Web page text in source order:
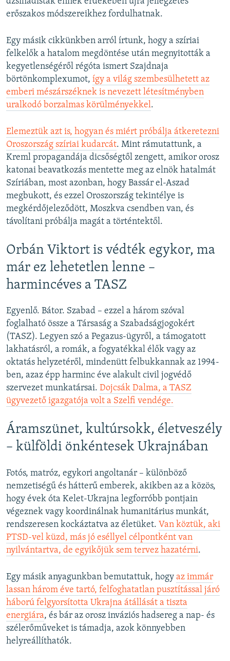
erőszakos módszereikhez fordulhatnak.
Egy másik cikkünkben arról írtunk, hogy a szíriai
felkelők a hatalom megdöntése után megnyitották a
kegyetlenségéről régóta ismert Szajdnaja
börtönkomplexumot, így a világ szembesülhetett az
emberi mészárszéknek is nevezett létesítményben
uralkodó borzalmas körülményekkel.
Elemeztük azt is, hogyan és miért próbálja átkeretezni
Oroszország szíriai kudarcát. Mint rámutattunk, a
Kreml propagandája dicsőségtől zengett, amikor orosz
katonai beavatkozás mentette meg az elnök hatalmát
Szíriában, most azonban, hogy Bassár el-Aszad
megbukott, és ezzel Oroszország tekintélye is
megkérdőjeleződött, Moszkva csendben van, és
távolítani próbálja magát a történtektől.
Orbán Viktort is védték egykor, ma
már ez lehetetlen lenne –
harmincéves a TASZ
Egyenlő. Bátor. Szabad – ezzel a három szóval
foglalható össze a Társaság a Szabadságjogokért
(TASZ). Legyen szó a Pegazus-ügyről, a támogatott
lakhatásról, a romák, a fogyatékkal élők vagy az
oktatás helyzetéről, mindenütt felbukkannak az 1994-
ben, azaz épp harminc éve alakult civil jogvédő
szervezet munkatársai. Dojcsák Dalma, a TASZ
ügyvezető igazgatója volt a Szelfi vendége.
Áramszünet, kultúrsokk, életveszély
– külföldi önkéntesek Ukrajnában
Fotós, matróz, egykori angoltanár – különböző
nemzetiségű és hátterű emberek, akikben az a közös,
hogy évek óta Kelet-Ukrajna legforróbb pontjain
végeznek vagy koordinálnak humanitárius munkát,
rendszeresen kockáztatva az életüket. Van köztük, aki
PTSD-vel küzd, más jó eséllyel célpontként van
nyilvántartva, de egyikőjük sem tervez hazatérni.
Egy másik anyagunkban bemutattuk, hogy az immár
lassan három éve tartó, felfoghatatlan pusztítással járó
háború felgyorsította Ukrajna átállását a tiszta
energiára, és bár az orosz inváziós hadsereg a nap- és
szélerőműveket is támadja, azok könnyebben
helyreállíthatók.